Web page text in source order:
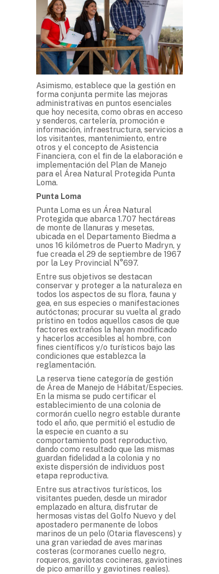
Asimismo, establece que la gestión en
forma conjunta permite las mejoras
administrativas en puntos esenciales
que hoy necesita, como obras en acceso
y senderos, cartelería, promoción e
información, infraestructura, servicios a
los visitantes, mantenimiento, entre
otros y el concepto de Asistencia
Financiera, con el fin de la elaboración e
implementación del Plan de Manejo
para el Área Natural Protegida Punta
Loma.
Punta Loma
Punta Loma es un Área Natural
Protegida que abarca 1.707 hectáreas
de monte de llanuras y mesetas,
ubicada en el Departamento Biedma a
unos 16 kilómetros de Puerto Madryn, y
fue creada el 29 de septiembre de 1967
por la Ley Provincial N°697.
Entre sus objetivos se destacan
conservar y proteger a la naturaleza en
todos los aspectos de su flora, fauna y
gea, en sus especies o manifestaciones
autóctonas; procurar su vuelta al grado
prístino en todos aquellos casos de que
factores extraños la hayan modificado
y hacerlos accesibles al hombre, con
fines científicos y/o turísticos bajo las
condiciones que establezca la
reglamentación.
La reserva tiene categoría de gestión
de Área de Manejo de Hábitat/Especies.
En la misma se pudo certificar el
establecimiento de una colonia de
cormorán cuello negro estable durante
todo el año, que permitió el estudio de
la especie en cuanto a su
comportamiento post reproductivo,
dando como resultado que las mismas
guardan fidelidad a la colonia y no
existe dispersión de individuos post
etapa reproductiva.
Entre sus atractivos turísticos, los
visitantes pueden, desde un mirador
emplazado en altura, disfrutar de
hermosas vistas del Golfo Nuevo y del
apostadero permanente de lobos
marinos de un pelo (Otaria flavescens) y
una gran variedad de aves marinas
costeras (cormoranes cuello negro,
roqueros, gaviotas cocineras, gaviotines
de pico amarillo y gaviotines reales).